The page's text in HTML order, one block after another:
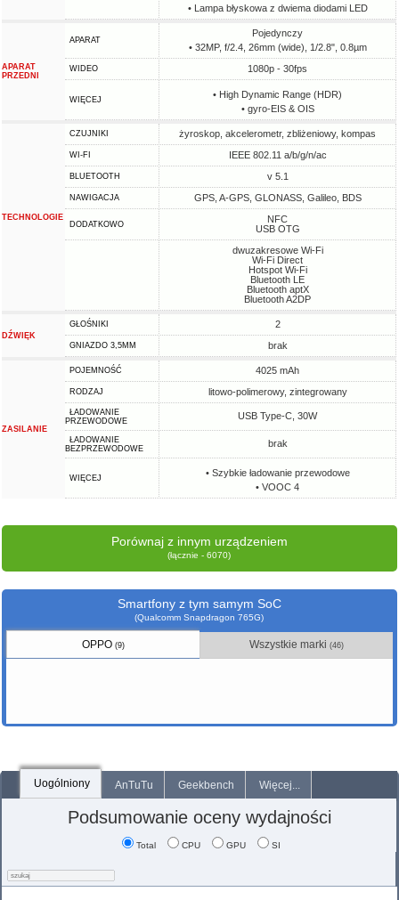
• Lampa błyskowa z dwiema diodami LED
APARAT
PRZEDNI
APARAT
Pojedynczy
• 32MP, f/2.4, 26mm (wide), 1/2.8", 0.8µm
WIDEO 1080p - 30fps
WIĘCEJ
• High Dynamic Range (HDR)
• gyro-EIS & OIS
TECHNOLOGIE
CZUJNIKI żyroskop, akcelerometr, zbliżeniowy, kompas
WI-FI IEEE 802.11 a/b/g/n/ac
BLUETOOTH v 5.1
NAWIGACJA GPS, A-GPS, GLONASS, Galileo, BDS
DODATKOWO
NFC
USB OTG
dwuzakresowe Wi-Fi
Wi-Fi Direct
Hotspot Wi-Fi
Bluetooth LE
Bluetooth aptX
Bluetooth A2DP
DŹWIĘK
GŁOŚNIKI 2
GNIAZDO 3,5MM brak
ZASILANIE
POJEMNOŚĆ 4025 mAh
RODZAJ litowo-polimerowy, zintegrowany
ŁADOWANIE
PRZEWODOWE
USB Type-C, 30W
ŁADOWANIE
BEZPRZEWODOWE
brak
WIĘCEJ
• Szybkie ładowanie przewodowe
• VOOC 4
Porównaj z innym urządzeniem
(łącznie - 6070)
Smartfony z tym samym SoC
(Qualcomm Snapdragon 765G)
OPPO (9) Wszystkie marki (46)
Uogólniony AnTuTu Geekbench Więcej...
Podsumowanie oceny wydajności
Total CPU GPU SI